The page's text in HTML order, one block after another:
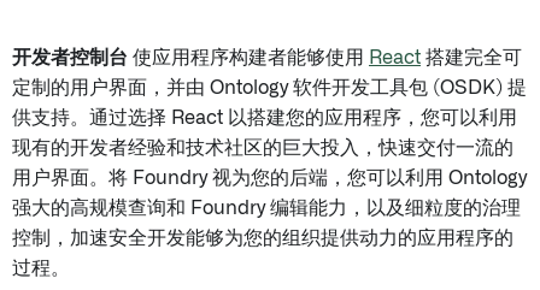
开发者控制台 使应用程序构建者能够使用 React 搭建完全可
定制的用户界面，并由 Ontology 软件开发工具包 (OSDK) 提
供支持。通过选择 React 以搭建您的应用程序，您可以利用
现有的开发者经验和技术社区的巨大投入，快速交付一流的
用户界面。将 Foundry 视为您的后端，您可以利用 Ontology
强大的高规模查询和 Foundry 编辑能力，以及细粒度的治理
控制，加速安全开发能够为您的组织提供动力的应用程序的
过程。